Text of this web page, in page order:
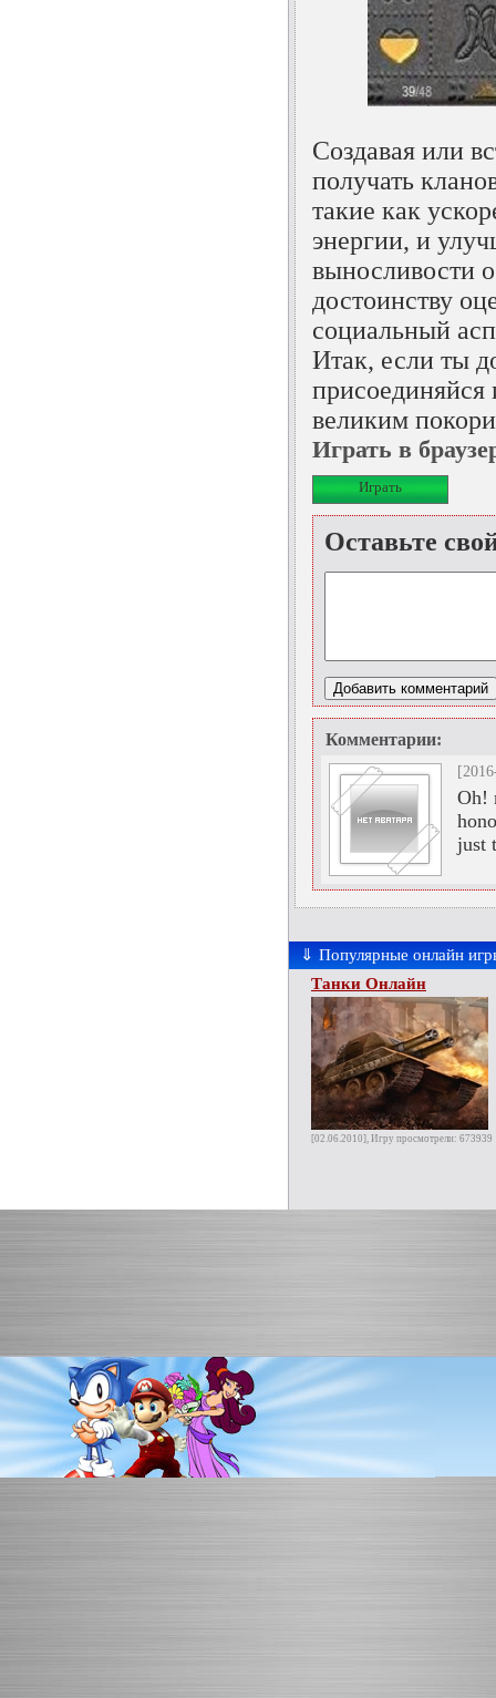
Создавая или
получать
такие как
энергии, и
выносливости
достоинству
социальный
Итак, если ты
присоединяйся
великим
Играть в
Играть
Оставьте
Комментарии:
Oh!
just
⇓ Популярные онлайн
Танки Онлайн
[02.06.2010], Игру просмотрели: 673939